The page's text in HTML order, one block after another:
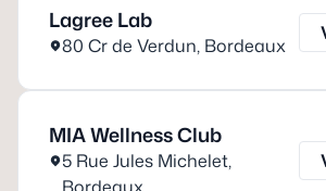
Lagree Lab
80 Cr de Verdun, Bordeaux
MIA Wellness Club
5 Rue Jules Michelet,